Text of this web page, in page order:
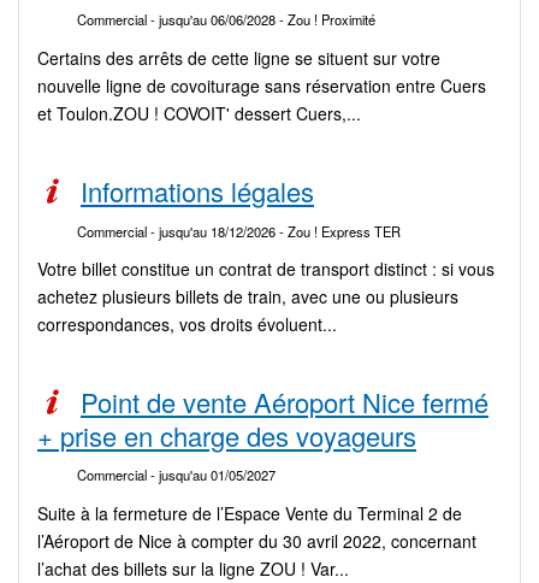
Commercial- jusqu'au 06/06/2028- Zou ! Proximité
Certains des arrêts de cette ligne se situent sur votre
nouvelle ligne de covoiturage sans réservation entre Cuers
et Toulon.ZOU ! COVOIT' dessert Cuers,...
Informations légales
Commercial- jusqu'au 18/12/2026- Zou ! Express TER
Votre billet constitue un contrat de transport distinct : si vous
achetez plusieurs billets de train, avec une ou plusieurs
correspondances, vos droits évoluent...
Point de vente Aéroport Nice fermé
+ prise en charge des voyageurs
Commercial- jusqu'au 01/05/2027
Suite à la fermeture de l’Espace Vente du Terminal 2 de
l’Aéroport de Nice à compter du 30 avril 2022, concernant
l’achat des billets sur la ligne ZOU ! Var...